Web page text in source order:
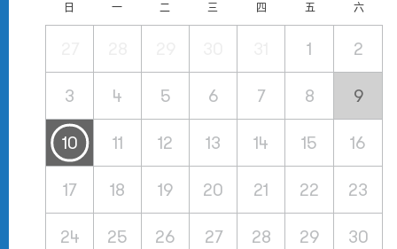
日 一 二 三 四 五 六
1 2
3 4 5 6 7 8 9
10 11 12 13 14 15 16
17 18 19 20 21 22 23
24 25 26 27 28 29 30